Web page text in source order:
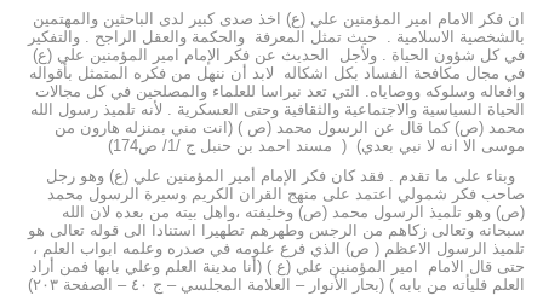
ان فكر الامام امير المؤمنين علي (ع) اخذ صدى كبير لدى الباحثين والمهتمين
بالشخصية الاسلامية . حيث تمثل المعرفة والحكمة والعقل الراجح . والتفكير
في كل شؤون الحياة . ولأجل الحديث عن فكر الإمام امير المؤمنين علي (ع)
في مجال مكافحة الفساد بكل اشكاله لابد أن ننهل من فكره المتمثل بأقواله
وافعاله وسلوكه ووصاياه. التي تعد نبراسا للعلماء والمصلحين في كل مجالات
الحياة السياسية والاجتماعية والثقافية وحتى العسكرية . لأنه تلميذ رسول الله
محمد (ص) كما قال عن الرسول محمد (ص ) (انت مني بمنزله هارون من
موسى الا انه لا نبي بعدي) ( مسند احمد بن حنبل ج /1/ ص174)
وبناء على ما تقدم . فقد كان فكر الإمام أمير المؤمنين علي (ع) وهو رجل
صاحب فكر شمولي اعتمد على منهج القران الكريم وسيرة الرسول محمد
(ص) وهو تلميذ الرسول محمد (ص) وخليفته ،واهل بيته من بعده لان الله
سبحانه وتعالى زكاهم من الرجس وطهرهم تطهيرا استنادا الى قوله تعالى هو
تلميذ الرسول الاعظم ( ص) الذي فرع علومه في صدره وعلمه ابواب العلم ،
حتى قال الامام امير المؤمنين علي (ع ) (أنا مدينة العلم وعلي بابها فمن أراد
العلم فليأته من بابه ) (بحار الأنوار – العلامة المجلسي – ج ٤٠ – الصفحة ٢٠٣)